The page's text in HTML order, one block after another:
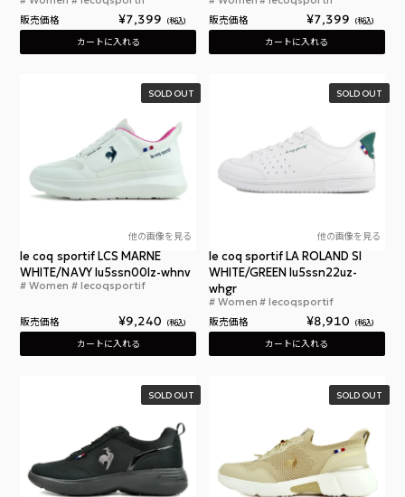
ルコックスポルティフ ラ ローラン PF
販売価格 ¥7,399 税込
カートに入れる
販売価格 ¥7,399 税込
カートに入れる
他の画像を見る
ルコック スポルティフ LCS マルヌ ホワイト ネイビ
le coq sportif LCS MARNE
WHITE/NAVY lu5ssn00lz-whnv
Women lecoqsportif
販売価格 ¥9,240 税込
SOLD OUT
カートに入れる
他の画像を見る
le coq sportif LA ROLAND SI
WHITE/GREEN lu5ssn22uz-
whgr
Women lecoqsportif
販売価格 ¥8,910 税込
SOLD OUT
カートに入れる
SOLD OUT SOLD OUT